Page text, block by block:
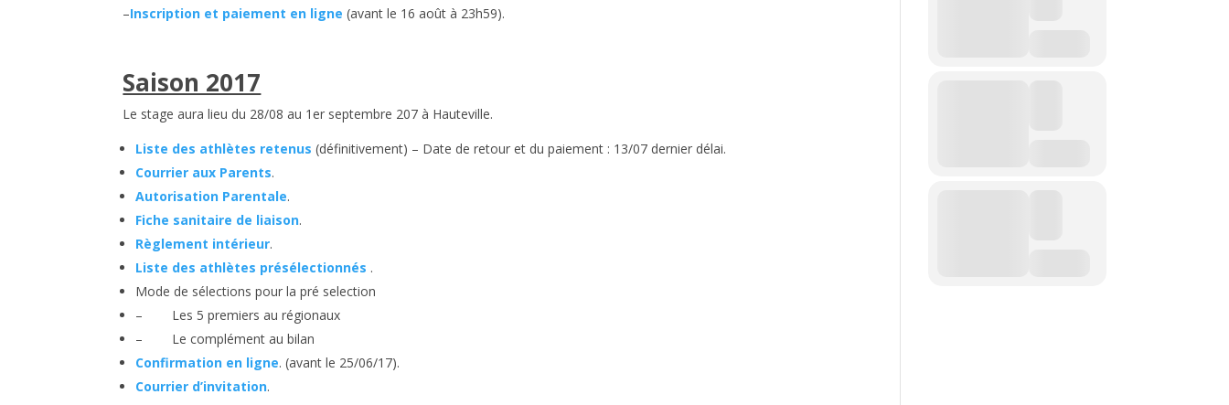
–Inscription et paiement en ligne (avant le 16 août à 23h59).
Saison 2017
Le stage aura lieu du 28/08 au 1er septembre 207 à Hauteville.
Liste des athlètes retenus (définitivement) – Date de retour et du paiement : 13/07 dernier délai.
Courrier aux Parents.
Autorisation Parentale.
Fiche sanitaire de liaison.
Règlement intérieur.
Liste des athlètes présélectionnés .
Mode de sélections pour la pré selection
– Les 5 premiers au régionaux
– Le complément au bilan
Confirmation en ligne. (avant le 25/06/17).
Courrier d’invitation.